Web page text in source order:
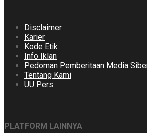
Disclaimer
Karier
Kode Etik
Info Iklan
Pedoman Pemberitaan Media
Tentang Kami
UU Pers
PLATFORM LAINNYA